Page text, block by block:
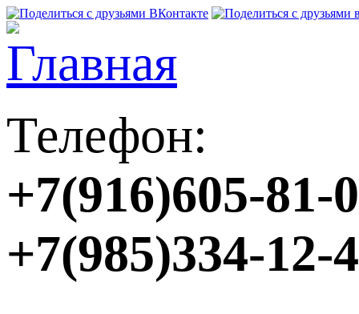
Телефон:
+7(916)605-81-
+7(985)334-12-